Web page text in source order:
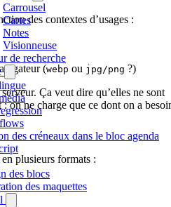
Carrousel
Cartes
Notes
Visionneuse
de recherche
des créneaux dans le bloc agenda
des blocs
des maquettes
des contextes d’usages :
(webp ou jpg/png ?)
Ça veut dire qu’elles ne sont
on ne charge que ce dont on a
plusieurs formats :